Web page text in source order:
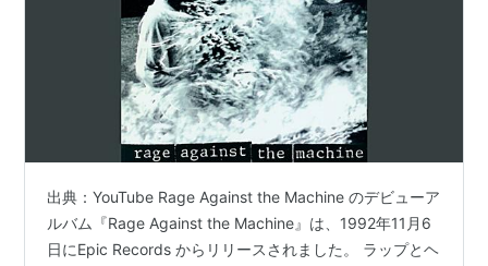
出典：YouTube Rage Against the Machine のデビューア
ルバム『Rage Against the Machine』は、1992年11月6
日にEpic Records からリリースされました。 ラップとヘ